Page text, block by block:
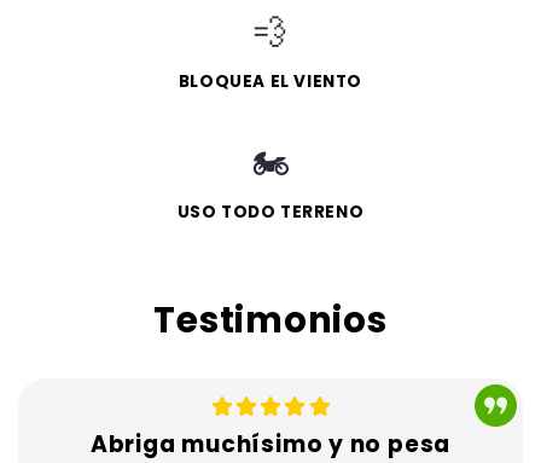
💨
BLOQUEA EL VIENTO
🏍️
USO TODO TERRENO
Testimonios
Abriga muchísimo y no pesa